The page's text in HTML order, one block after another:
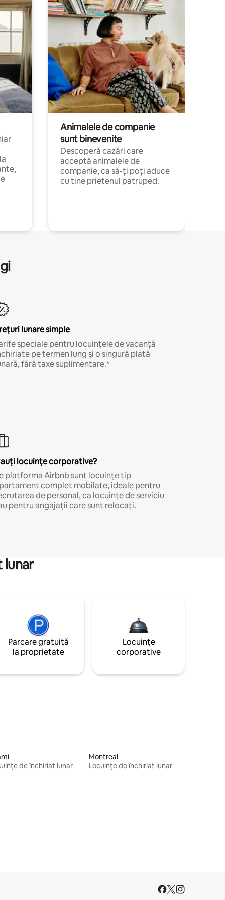
Animalele de companie
sunt binevenite
Descoperă cazări care
acceptă animalele de
companie, ca să-ți poți aduce
cu tine prietenul patruped.
lunare simple
speciale pentru locuințele de vacanță
pe termen lung și o singură plată
fără taxe suplimentare.*
locuințe corporative?
platforma Airbnb sunt locuințe tip
complet mobilate, ideale pentru
de personal, ca locuințe de serviciu
pentru angajații care sunt relocați.
lunar
Parcare gratuită
la proprietate
Locuințe
corporative
de închiriat lunar
Montreal
Locuințe de închiriat lunar